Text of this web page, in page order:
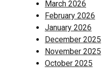
March 2026
February 2026
January 2026
December 2025
November 2025
October 2025